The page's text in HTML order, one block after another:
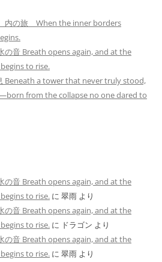
の旅 When the inner borders
の音 Breath opens again, and at the
to rise.
Beneath a tower that never truly stood,
from the collapse no one dared to
の音 Breath opens again, and at the
to rise. に 翠雨 より
の音 Breath opens again, and at the
to rise. に ドラゴン より
の音 Breath opens again, and at the
to rise. に 翠雨 より